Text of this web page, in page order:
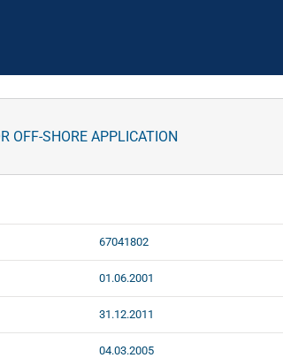
OFF-SHORE APPLICATION
67041802
01.06.2001
31.12.2011
04.03.2005